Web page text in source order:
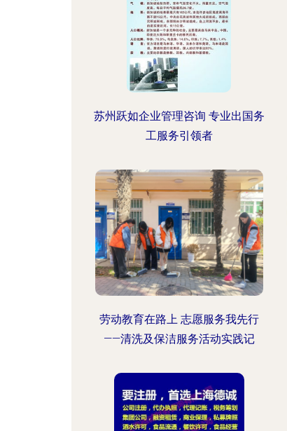
苏州跃如企业管理咨询 专业出国务
工服务引领者
劳动教育在路上 志愿服务我先行
——清洗及保洁服务活动实践记